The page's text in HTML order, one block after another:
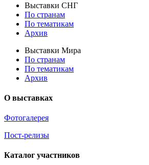
Выставки СНГ
По странам
По тематикам
Архив
Выставки Мира
По странам
По тематикам
Архив
О выставках
Фотогалерея
Пост-релизы
Каталог участников